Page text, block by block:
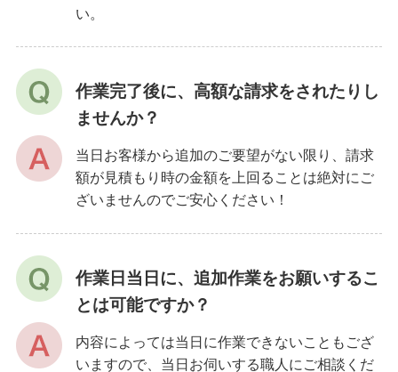
い。
作業完了後に、高額な請求をされたりし
ませんか？
当日お客様から追加のご要望がない限り、請求
額が見積もり時の金額を上回ることは絶対にご
ざいませんのでご安心ください！
作業日当日に、追加作業をお願いするこ
とは可能ですか？
内容によっては当日に作業できないこともござ
いますので、当日お伺いする職人にご相談くだ